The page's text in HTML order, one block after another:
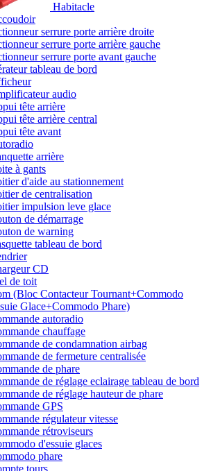
Habitacle
serrure porte arrière droite
serrure porte arrière gauche
serrure porte avant gauche
tableau de bord
audio
tête arrière
tête arrière central
tête avant
arrière
à gants
d'aide au stationnement
de centralisation
impulsion leve glace
de démarrage
de warning
tableau de bord
CD
de toit
(Bloc Contacteur Tournant+Commodo
Glace+Commodo Phare)
autoradio
chauffage
de condamnation airbag
de fermeture centralisée
de phare
de réglage eclairage tableau de bord
de réglage hauteur de phare
GPS
régulateur vitesse
rétroviseurs
d'essuie glaces
phare
tours